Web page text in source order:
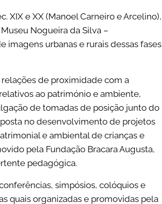
XIX e XX (Manoel Carneiro e Arcelino),
Nogueira da Silva –
imagens urbanas e rurais dessas fases
de proximidade com a
ao património e ambiente,
de tomadas de posição junto do
no desenvolvimento de projetos
e ambiental de crianças e
pela Fundação Bracara Augusta,
pedagógica.
simpósios, colóquios e
quais organizadas e promovidas pela